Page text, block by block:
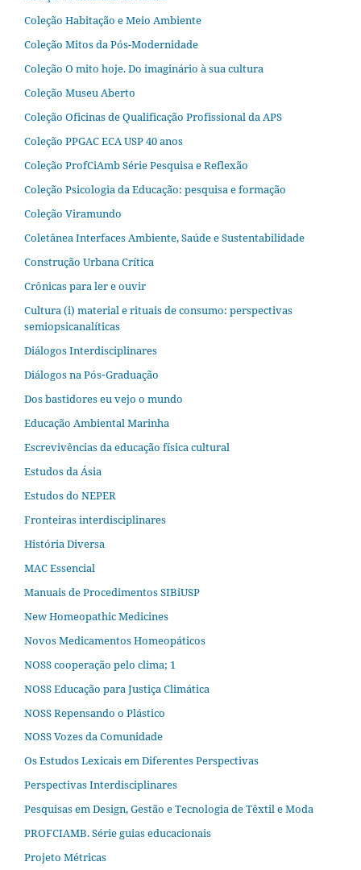
Coleção Habitação e Meio Ambiente
Coleção Mitos da Pós-Modernidade
Coleção O mito hoje. Do imaginário à sua cultura
Coleção Museu Aberto
Coleção Oficinas de Qualificação Profissional da APS
Coleção PPGAC ECA USP 40 anos
Coleção ProfCiAmb Série Pesquisa e Reflexão
Coleção Psicologia da Educação: pesquisa e formação
Coleção Viramundo
Coletânea Interfaces Ambiente, Saúde e Sustentabilidade
Construção Urbana Crítica
Crônicas para ler e ouvir
Cultura (i) material e rituais de consumo: perspectivas
semiopsicanalíticas
Diálogos Interdisciplinares
Diálogos na Pós‐Graduação
Dos bastidores eu vejo o mundo
Educação Ambiental Marinha
Escrevivências da educação física cultural
Estudos da Ásia​
Estudos do NEPER
Fronteiras interdisciplinares
História Diversa
MAC Essencial
Manuais de Procedimentos SIBiUSP
New Homeopathic Medicines
Novos Medicamentos Homeopáticos
NOSS cooperação pelo clima; 1
NOSS Educação para Justiça Climática
NOSS Repensando o Plástico
NOSS Vozes da Comunidade
Os Estudos Lexicais em Diferentes Perspectivas
Perspectivas Interdisciplinares
Pesquisas em Design, Gestão e Tecnologia de Têxtil e Moda
PROFCIAMB. Série guias educacionais
Projeto Métricas